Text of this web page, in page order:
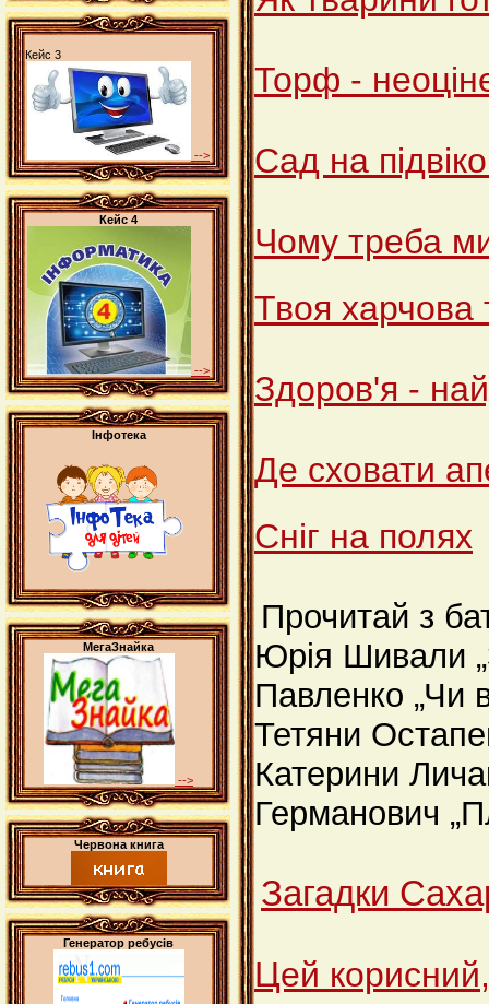
Кейс 3
-->
Кейс 4
-->
Інфотека
МегаЗнайка
-->
Червона книга
Генератор ребусів
Торф -
Сад на
Чому треба
Твоя харчова
Здоров'я -
Де сховати
Сніг на полях
Прочитай з
Юрія Шивали
Павленко „Чи
Тетяни
Катерини
Германович
Загадки
Цей